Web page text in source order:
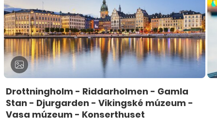
Drottningholm - Riddarholmen - Gamla
Stan - Djurgarden - Vikingské múzeum -
Vasa múzeum - Konserthuset